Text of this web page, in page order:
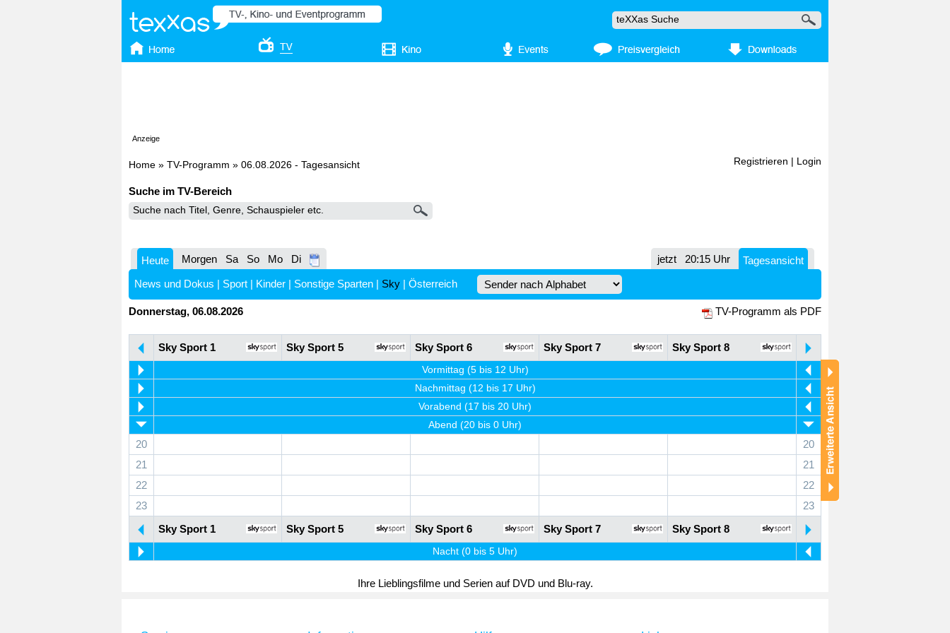
Anzeige
Home » TV-Programm » 06.08.2026 - Tagesansicht Registrieren Login
Suche im TV-Bereich
Heute Morgen Sa So Mo Di jetzt 20:15 Uhr
Tagesansicht
News und Dokus | Sport | Kinder | Sonstige Sparten | Sky | Österreich
Donnerstag, 06.08.2026 TV-Programm als PDF
Sky Sport 1 Sky Sport 5 Sky Sport 6 Sky Sport 7 Sky Sport 8
Vormittag (5 bis 12 Uhr)
Nachmittag (12 bis 17 Uhr)
Vorabend (17 bis 20 Uhr)
Abend (20 bis 0 Uhr)
20
20
21
21
22
22
23
23
Sky Sport 1
Sky Sport 5 Sky Sport 6 Sky Sport 7 Sky Sport 8
Nacht (0 bis 5 Uhr)
Ihre Lieblingsfilme und Serien auf DVD und Blu-ray.